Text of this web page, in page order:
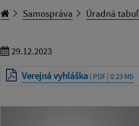
Samospráva Úradná
29.12.2023
Verejná vyhláška | PDF | 0.23 Mb